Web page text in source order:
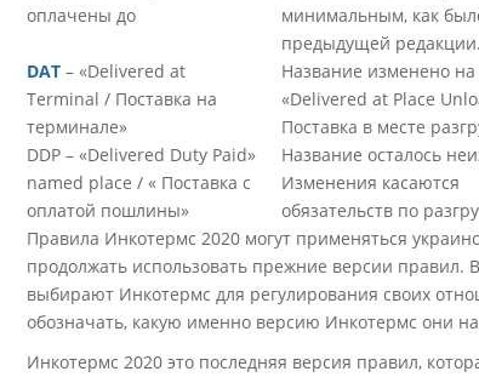
оплачены до
минимальным, как
предыдущей редакции.
DAT – «Delivered at
Terminal / Поставка на
терминале»
Название изменено на
«Delivered at Place
Поставка в месте
DDP – «Delivered Duty Paid»
named place / « Поставка с
оплатой пошлины»
Название осталось
Изменения касаются
обязательств по
Правила Инкотермс 2020 могут применяться
продолжать использовать прежние версии правил.
выбирают Инкотермс для регулирования своих
обозначать, какую именно версию Инкотермс они
Инкотермс 2020 это последняя версия правил,